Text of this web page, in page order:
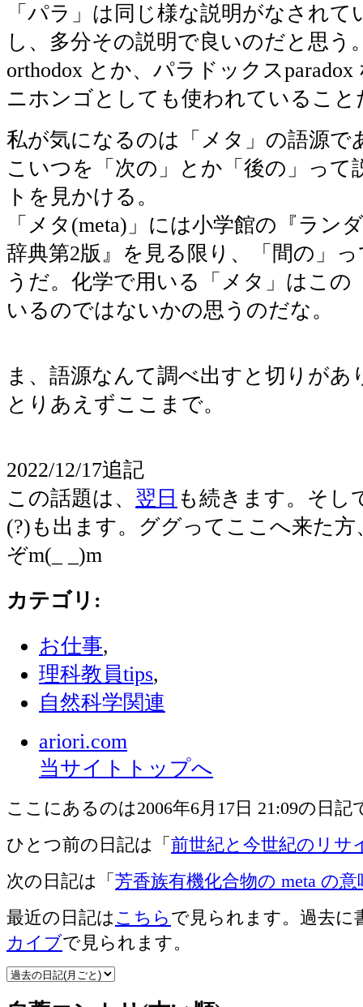
「パラ」は同じ様な説明がなされ
し、多分その説明で良いのだと思う
orthodox とか、パラドックス
ニホンゴとしても使われていること
私が気になるのは「メタ」の語源で
こいつを「次の」とか「後の」って
トを見かける。
「メタ(meta)」には小学館の『ラン
辞典第2版』を見る限り、「間の」
うだ。化学で用いる「メタ」はこの
いるのではないかの思うのだな。
ま、語源なんて調べ出すと切りがあ
とりあえずここまで。
2022/12/17追記
この話題は、 翌日 も続きます。そし
(?)も出ます。ググってここへ来た
ぞm(_ _)m
カテゴリ :
お仕事,
理科教員tips,
自然科学関連
ariori.com
当サイトトップへ
ここにあるのは2006年6月17日 21:09の日記
ひとつ前の日記は「 前世紀と今世紀のリサ
次の日記は「 芳香族有機化合物の meta の意
最近の日記は こちら で見られます。過去に
カイブで見られます。